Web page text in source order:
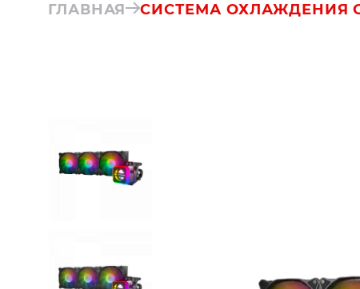
ГЛАВНАЯ СИСТЕМА ОХЛАЖДЕНИЯ